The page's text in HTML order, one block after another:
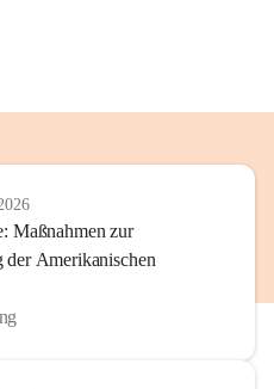
Maßnahmen zur
der Amerikanischen